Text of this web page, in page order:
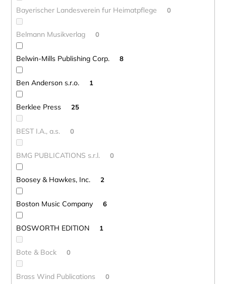
Bayerischer Landesverein fur Heimatpflege 0
Belmann Musikverlag 0
Belwin-Mills Publishing Corp. 8
Ben Anderson s.r.o. 1
Berklee Press 25
BEST I.A., a.s. 0
BMG PUBLICATIONS s.r.l. 0
Boosey & Hawkes, Inc. 2
Boston Music Company 6
BOSWORTH EDITION 1
Bote & Bock 0
Brass Wind Publications 0